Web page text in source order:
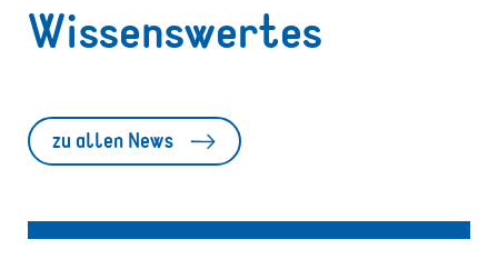
Wissenswertes
zu allen NewsFitnessbarometer 2026